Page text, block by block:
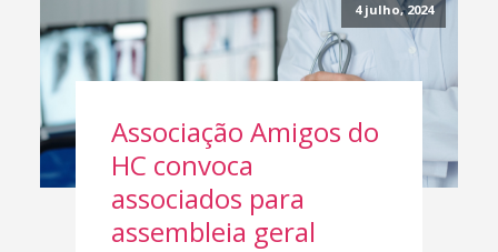
4 julho, 2024
Associação Amigos do
HC convoca
associados para
assembleia geral